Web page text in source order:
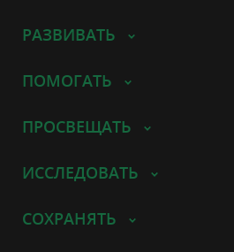
РАЗВИВАТЬ
ПОМОГАТЬ
ПРОСВЕЩАТЬ
ИССЛЕДОВАТЬ
СОХРАНЯТЬ